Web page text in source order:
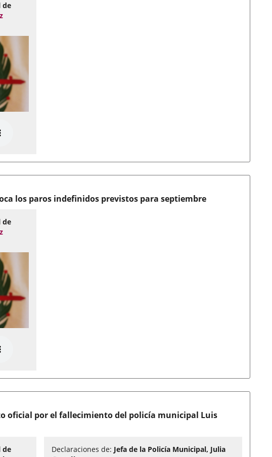
de
los paros indefinidos previstos para septiembre
de
oficial por el fallecimiento del policía municipal Luis
de
Declaraciones de: Jefa de la Policía Municipal, Julia